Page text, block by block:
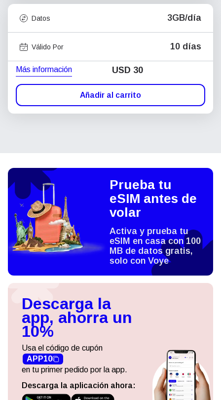
Datos 3GB/día
Válido Por 10 días
Más información USD 30
Añadir al carrito
Prueba tu
eSIM antes de
volar
Activa y prueba tu
eSIM en casa con 100
MB de datos gratis,
solo con Voye
Descarga la
app, ahorra un
10%
Usa el código de cupón
APP10
en tu primer pedido por la app.
Descarga la aplicación ahora: